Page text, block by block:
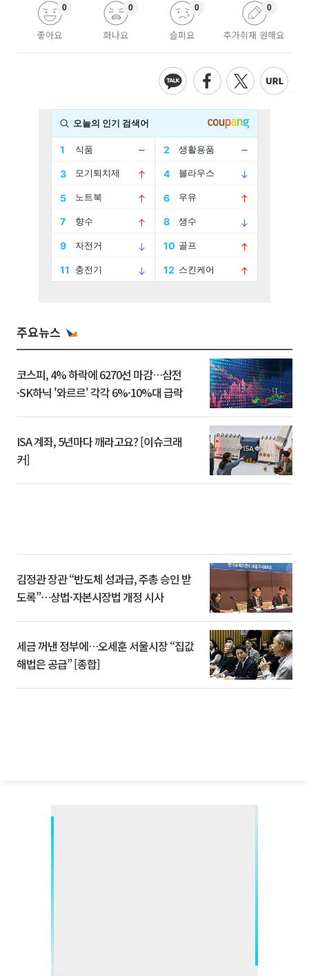
좋아요
0
화나요
0
슬퍼요
0
추가취재 원해요
0
주요뉴스
코스피, 4% 하락에 6270선 마감…삼전
·SK하닉 '와르르' 각각 6%·10%대 급락
ISA 계좌, 5년마다 깨라고요? [이슈크래
커]
김정관 장관 “반도체 성과급, 주총 승인 받
도록”…상법·자본시장법 개정 시사
세금 꺼낸 정부에…오세훈 서울시장 “집값
해법은 공급” [종합]